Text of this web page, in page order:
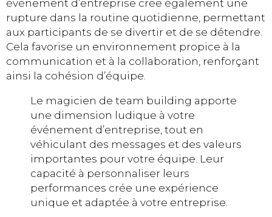
événement d’entreprise crée également une
rupture dans la routine quotidienne, permettant
aux participants de se divertir et de se détendre.
Cela favorise un environnement propice à la
communication et à la collaboration, renforçant
ainsi la cohésion d’équipe.
Le magicien de team building apporte
une dimension ludique à votre
événement d’entreprise, tout en
véhiculant des messages et des valeurs
importantes pour votre équipe. Leur
capacité à personnaliser leurs
performances crée une expérience
unique et adaptée à votre entreprise.